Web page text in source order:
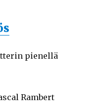
pienellä
Rambert